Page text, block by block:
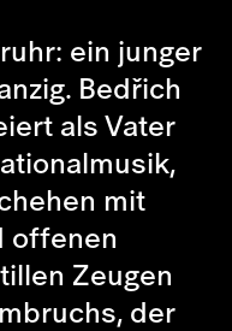
ein junger
Bedřich
als Vater
mit
offenen
Zeugen
der